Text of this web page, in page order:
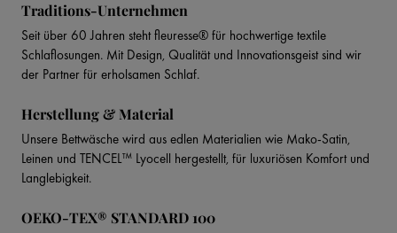
Traditions-Unternehmen
Seit über 60 Jahren steht fleuresse® für hochwertige textile
Schlaflosungen. Mit Design, Qualität und Innovationsgeist sind wir
der Partner für erholsamen Schlaf.
Herstellung & Material
Unsere Bettwäsche wird aus edlen Materialien wie Mako-Satin,
Leinen und TENCEL™ Lyocell hergestellt, für luxuriösen Komfort und
Langlebigkeit.
OEKO-TEX® STANDARD 100